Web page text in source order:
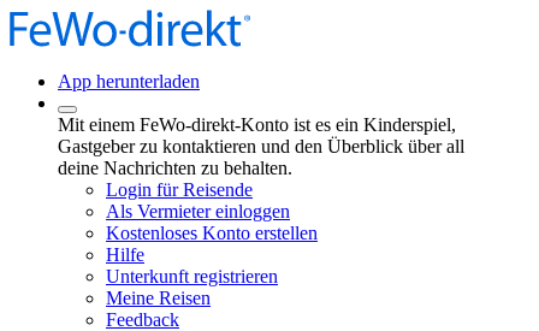
App herunterladen
Mit einem FeWo-direkt-Konto ist es ein Kinderspiel,
Gastgeber zu kontaktieren und den Überblick über all
deine Nachrichten zu behalten.
Login für Reisende
Als Vermieter einloggen
Kostenloses Konto erstellen
Hilfe
Unterkunft registrieren
Meine Reisen
Feedback